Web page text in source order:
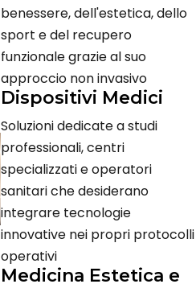
benessere, dell'estetica, dello
sport e del recupero
funzionale grazie al suo
approccio non invasivo
Dispositivi Medici
Soluzioni dedicate a studi
professionali, centri
specializzati e operatori
sanitari che desiderano
integrare tecnologie
innovative nei propri protocolli
operativi
Medicina Estetica e